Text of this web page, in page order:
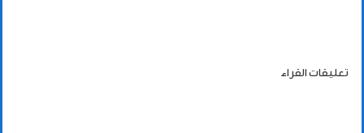
تعليقات القراء